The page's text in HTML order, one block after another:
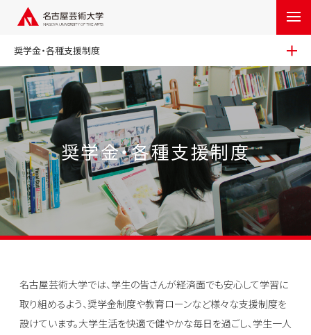
奨学金・各種支援制度
奨学金・各種支援制度
名古屋芸術大学では、学生の皆さんが経済面でも安心して学習に
取り組めるよう、奨学金制度や教育ローンなど様々な支援制度を
設けています。大学生活を快適で健やかな毎日を過ごし、学生一人